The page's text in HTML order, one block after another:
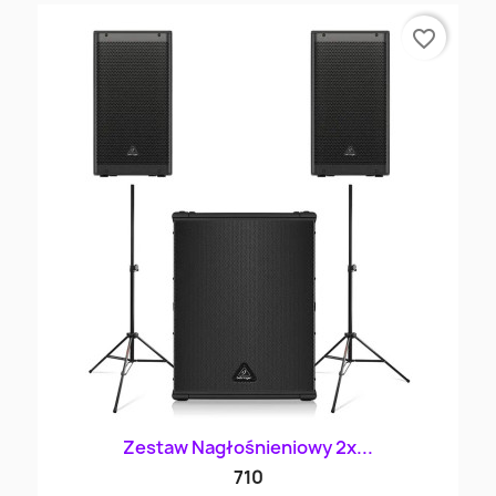
Zestaw Nagłośnieniowy 2x...
710
favorite_border